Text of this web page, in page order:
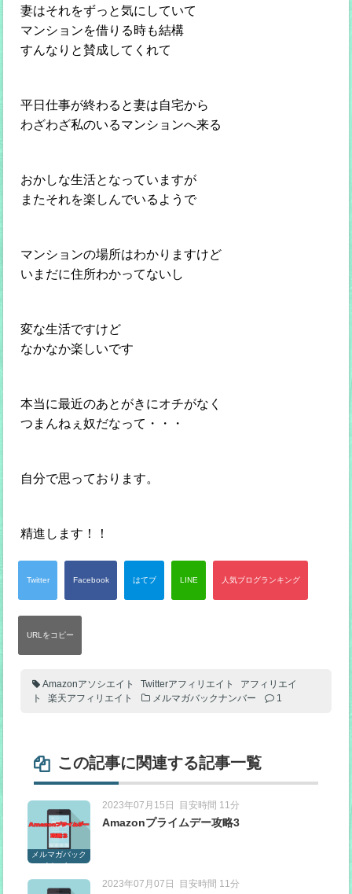
妻はそれをずっと気にしていて
マンションを借りる時も結構
すんなりと賛成してくれて
平日仕事が終わると妻は自宅から
わざわざ私のいるマンションへ来る
おかしな生活となっていますが
またそれを楽しんでいるようで
マンションの場所はわかりますけど
いまだに住所わかってないし
変な生活ですけど
なかなか楽しいです
本当に最近のあとがきにオチがなく
つまんねぇ奴だなって・・・
自分で思っております。
精進します！！
Amazonアソシエイト Twitterアフィリエイト
アフィリエイ
ト
楽天アフィリエイト メルマガバックナンバー 1
この記事に関連する記事一覧
メルマガバック
ナンバー
2023年07月15日 目安時間 11分
Amazonプライムデー攻略3
2023年07月07日 目安時間 11分